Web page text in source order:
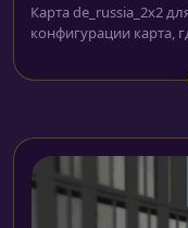
Карта de_russia_2x2
конфигурации карта,